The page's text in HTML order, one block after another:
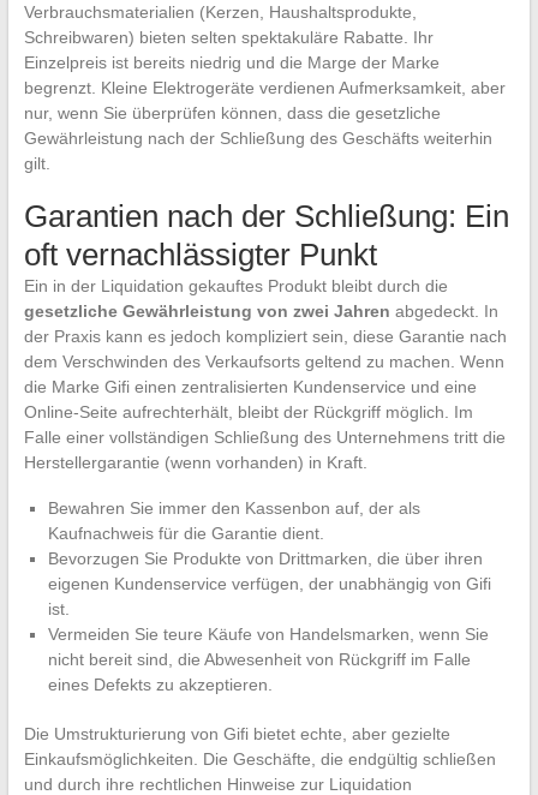
Verbrauchsmaterialien (Kerzen, Haushaltsprodukte,
Schreibwaren) bieten selten spektakuläre Rabatte. Ihr
Einzelpreis ist bereits niedrig und die Marge der Marke
begrenzt. Kleine Elektrogeräte verdienen Aufmerksamkeit, aber
nur, wenn Sie überprüfen können, dass die gesetzliche
Gewährleistung nach der Schließung des Geschäfts weiterhin
gilt.
Garantien nach der Schließung: Ein
oft vernachlässigter Punkt
Ein in der Liquidation gekauftes Produkt bleibt durch die
gesetzliche Gewährleistung von zwei Jahren abgedeckt. In
der Praxis kann es jedoch kompliziert sein, diese Garantie nach
dem Verschwinden des Verkaufsorts geltend zu machen. Wenn
die Marke Gifi einen zentralisierten Kundenservice und eine
Online-Seite aufrechterhält, bleibt der Rückgriff möglich. Im
Falle einer vollständigen Schließung des Unternehmens tritt die
Herstellergarantie (wenn vorhanden) in Kraft.
Bewahren Sie immer den Kassenbon auf, der als
Kaufnachweis für die Garantie dient.
Bevorzugen Sie Produkte von Drittmarken, die über ihren
eigenen Kundenservice verfügen, der unabhängig von Gifi
ist.
Vermeiden Sie teure Käufe von Handelsmarken, wenn Sie
nicht bereit sind, die Abwesenheit von Rückgriff im Falle
eines Defekts zu akzeptieren.
Die Umstrukturierung von Gifi bietet echte, aber gezielte
Einkaufsmöglichkeiten. Die Geschäfte, die endgültig schließen
und durch ihre rechtlichen Hinweise zur Liquidation